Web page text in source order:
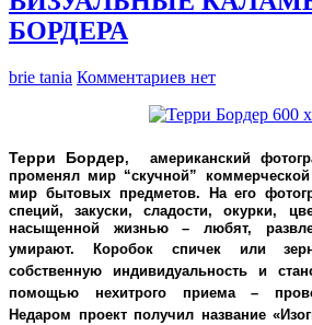
БОРДЕРА
brie tania Комментариев нет
Терри Бордер, американский
променял мир “скучной”
мир бытовых предметов. На его
специй, закуски, сладости, окурки,
насыщенной жизнью – любят,
умирают.
Коробок спичек или
собственную индивидуальность и
помощью нехитрого приема –
Недаром проект получил название «